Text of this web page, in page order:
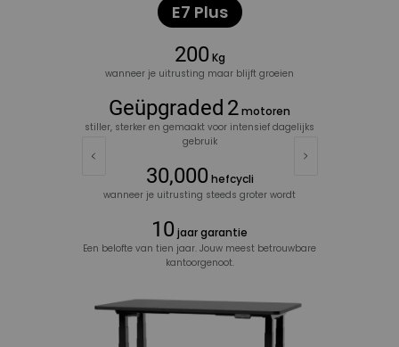
E7 Plus
200 Kg
wanneer je uitrusting maar blijft groeien
Geüpgraded 2motoren
stiller, sterker en gemaakt voor intensief dagelijks
gebruik
30,000 hefcycli
wanneer je uitrusting steeds groter wordt
10 jaar garantie
Een belofte van tien jaar. Jouw meest betrouwbare
kantoorgenoot.